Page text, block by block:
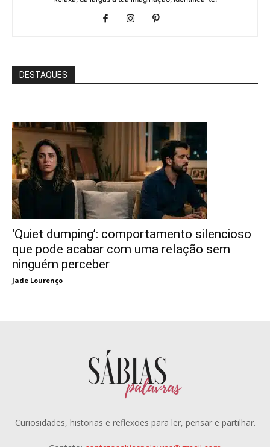
DESTAQUES
‘Quiet dumping’: comportamento silencioso
que pode acabar com uma relação sem
ninguém perceber
Jade Lourenço
Curiosidades, historias e reflexoes para ler, pensar e partilhar.